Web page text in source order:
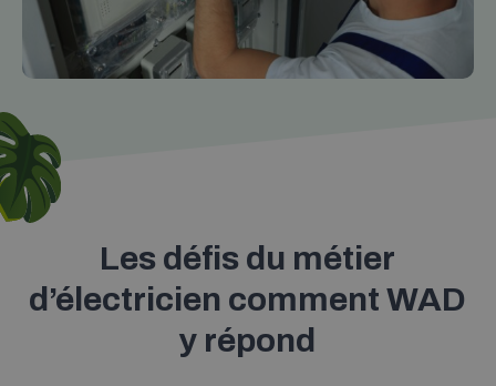
Les défis du métier
d’électricien comment WAD
y répond